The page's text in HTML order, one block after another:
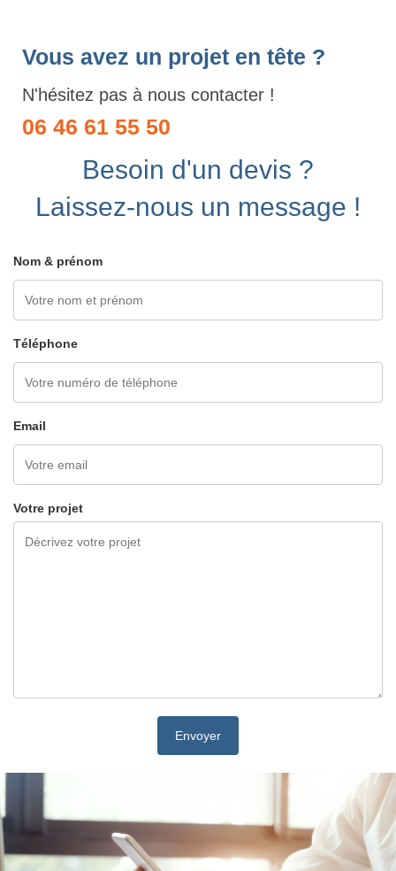
Vous avez un projet en tête ?
N'hésitez pas à nous contacter !
06 46 61 55 50
Besoin d'un devis ?
Laissez-nous un message !
Nom & prénom
Téléphone
Email
Votre projet